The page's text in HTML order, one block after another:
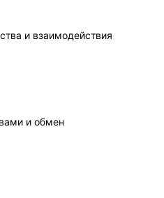
и взаимодействия
и обмен